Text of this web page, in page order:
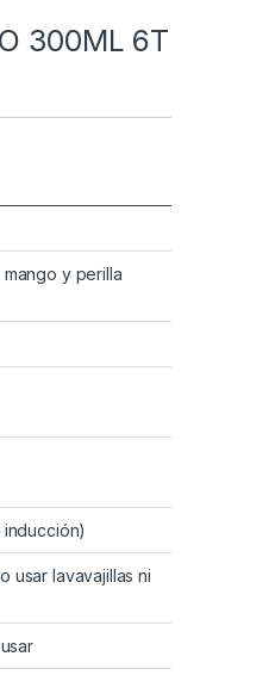
300ML 6T
y perilla
usar lavavajillas ni